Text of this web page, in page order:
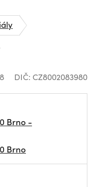
DIČ: CZ8002083980
Brno -
Brno